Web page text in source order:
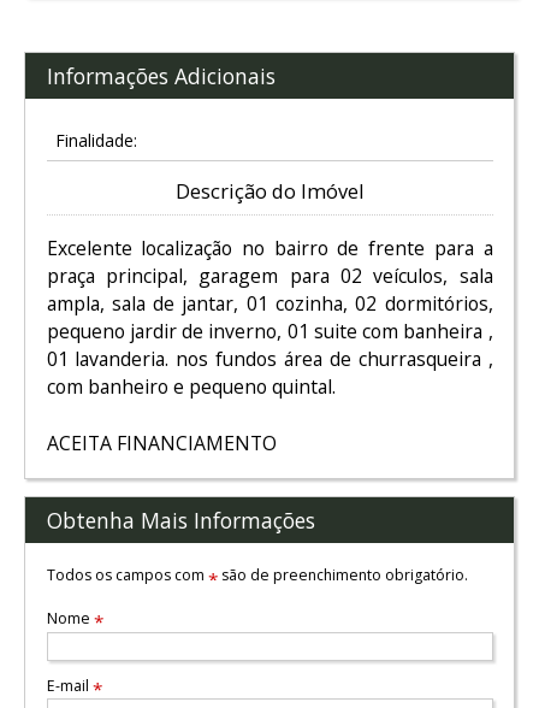
Informações Adicionais
Finalidade:
Descrição do Imóvel
Excelente localização no bairro de frente para a
praça principal, garagem para 02 veículos, sala
ampla, sala de jantar, 01 cozinha, 02 dormitórios,
pequeno jardir de inverno, 01 suite com banheira ,
01 lavanderia. nos fundos área de churrasqueira ,
com banheiro e pequeno quintal.
ACEITA FINANCIAMENTO
Obtenha Mais Informações
Todos os campos com *são de preenchimento obrigatório.
Nome *
E-mail *